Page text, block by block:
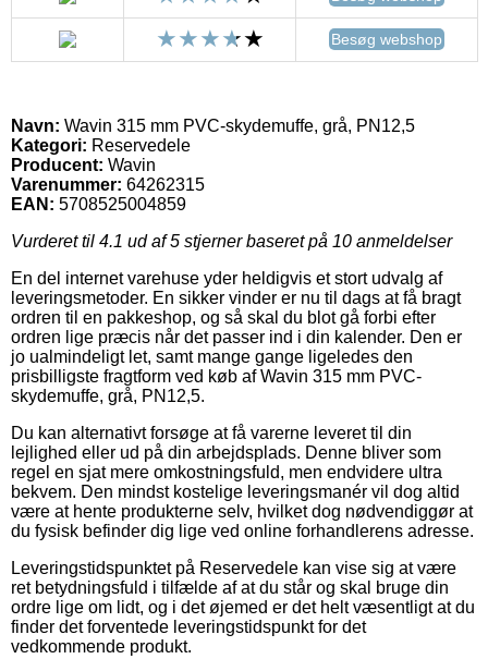
Besøg webshop
Navn: Wavin 315 mm PVC-skydemuffe, grå, PN12,5
Kategori: Reservedele
Producent: Wavin
Varenummer: 64262315
EAN: 5708525004859
Vurderet til 4.1 ud af 5 stjerner baseret på 10 anmeldelser
En del internet varehuse yder heldigvis et stort udvalg af
leveringsmetoder. En sikker vinder er nu til dags at få bragt
ordren til en pakkeshop, og så skal du blot gå forbi efter
ordren lige præcis når det passer ind i din kalender. Den er
jo ualmindeligt let, samt mange gange ligeledes den
prisbilligste fragtform ved køb af Wavin 315 mm PVC-
skydemuffe, grå, PN12,5.
Du kan alternativt forsøge at få varerne leveret til din
lejlighed eller ud på din arbejdsplads. Denne bliver som
regel en sjat mere omkostningsfuld, men endvidere ultra
bekvem. Den mindst kostelige leveringsmanér vil dog altid
være at hente produkterne selv, hvilket dog nødvendiggør at
du fysisk befinder dig lige ved online forhandlerens adresse.
Leveringstidspunktet på Reservedele kan vise sig at være
ret betydningsfuld i tilfælde af at du står og skal bruge din
ordre lige om lidt, og i det øjemed er det helt væsentligt at du
finder det forventede leveringstidspunkt for det
vedkommende produkt.